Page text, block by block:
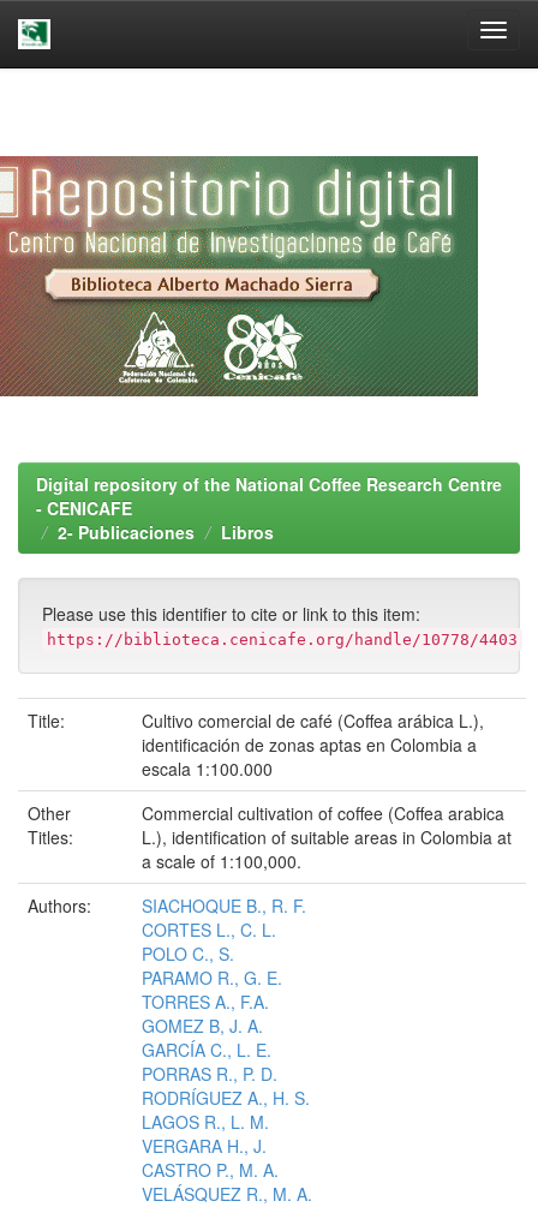
Digital repository of the National Coffee Research Centre
- CENICAFE
2- Publicaciones
Libros
Please use this identifier to cite or link to this item:
https://biblioteca.cenicafe.org/handle/10778/4403
Title:
Cultivo comercial de café (Coffea arábica L.),
identificación de zonas aptas en Colombia a
escala 1:100.000
Other
Titles:
Commercial cultivation of coffee (Coffea arabica
L.), identification of suitable areas in Colombia at
a scale of 1:100,000.
Authors:
SIACHOQUE B., R. F.
CORTES L., C. L.
POLO C., S.
PARAMO R., G. E.
TORRES A., F.A.
GOMEZ B, J. A.
GARCÍA C., L. E.
PORRAS R., P. D.
RODRÍGUEZ A., H. S.
LAGOS R., L. M.
VERGARA H., J.
CASTRO P., M. A.
VELÁSQUEZ R., M. A.